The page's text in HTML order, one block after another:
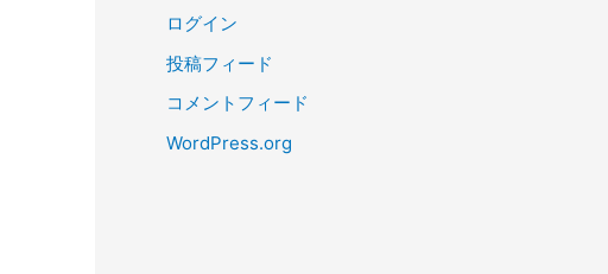
ログイン
投稿フィード
コメントフィード
WordPress.org